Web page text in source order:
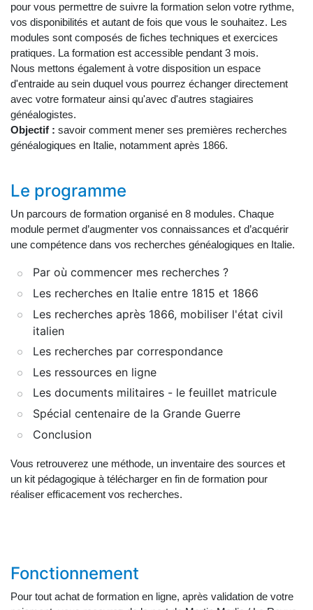
pour vous permettre de suivre la formation selon votre rythme,
vos disponibilités et autant de fois que vous le souhaitez. Les
modules sont composés de fiches techniques et exercices
pratiques. La formation est accessible pendant 3 mois.
Nous mettons également à votre disposition un espace
d'entraide au sein duquel vous pourrez échanger directement
avec votre formateur ainsi qu'avec d'autres stagiaires
généalogistes.
Objectif : savoir comment mener ses premières recherches
généalogiques en Italie, notamment après 1866.
Le programme
Un parcours de formation organisé en 8 modules. Chaque
module permet d’augmenter vos connaissances et d’acquérir
une compétence dans vos recherches généalogiques en Italie.
Par où commencer mes recherches ?
Les recherches en Italie entre 1815 et 1866
Les recherches après 1866, mobiliser l'état civil
italien
Les recherches par correspondance
Les ressources en ligne
Les documents militaires - le feuillet matricule
Spécial centenaire de la Grande Guerre
Conclusion
Vous retrouverez une méthode, un inventaire des sources et
un kit pédagogique à télécharger en fin de formation pour
réaliser efficacement vos recherches.
Fonctionnement
Pour tout achat de formation en ligne, après validation de votre